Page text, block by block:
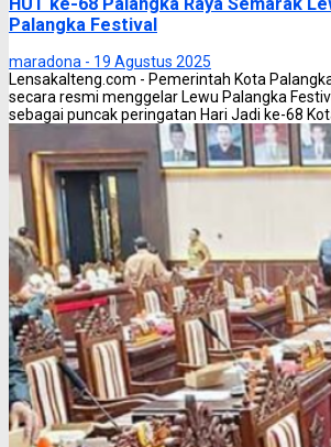
Palangka Festival
maradona - 19 Agustus 2025
Lensakalteng.com - Pemerintah Kota
secara resmi menggelar Lewu Palangka
sebagai puncak peringatan Hari Jadi ke-68 Kota